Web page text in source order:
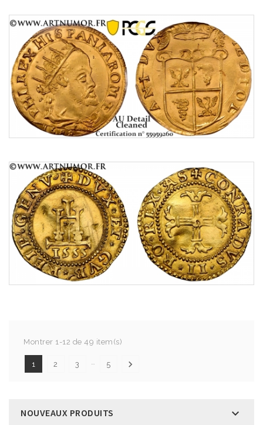
Montrer 1-12 de 49 item(s)
1 2 3 … 5 
NOUVEAUX PRODUITS 